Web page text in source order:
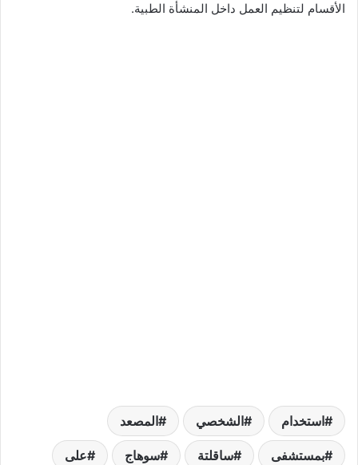
الأقسام لتنظيم العمل داخل المنشأة الطبية.
استخدام الشخصي المصعد
بمستشفى ساقلتة سوهاج على